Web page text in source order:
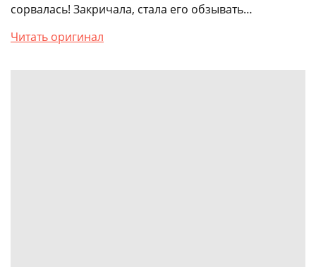
сорвалась! Закричала, стала его обзывать…
Читать оригинал